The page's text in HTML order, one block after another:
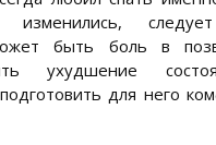
изменились,
быть боль в
ухудшение
для него